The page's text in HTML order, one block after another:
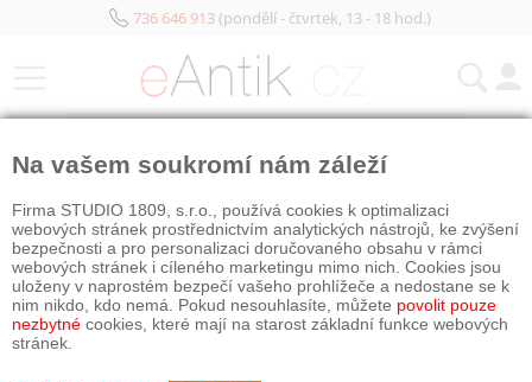
736 646 913(pondělí - čtvrtek, 13 - 18 hod.)
Na vašem soukromí nám záleží
Firma STUDIO 1809, s.r.o., používá cookies k optimalizaci
webových stránek prostřednictvím analytických nástrojů, ke zvýšení
bezpečnosti a pro personalizaci doručovaného obsahu v rámci
webových stránek i cíleného marketingu mimo nich. Cookies jsou
uloženy v naprostém bezpečí vašeho prohlížeče a nedostane se k
nim nikdo, kdo nemá. Pokud nesouhlasíte, můžete povolit pouze
nezbytné cookies, které mají na starost základní funkce webových
stránek.